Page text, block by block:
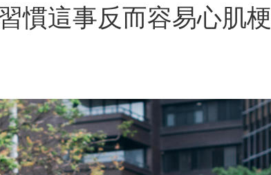
慣這事反而容易心肌梗